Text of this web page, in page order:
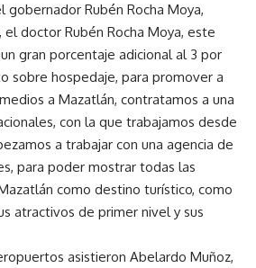
Rubén Rocha Moya,
el doctor Rubén Rocha Moya, este
gran porcentaje adicional al 3 por
sobre hospedaje, para promover a
a Mazatlán, contratamos a una
con la que trabajamos desde
a trabajar con una agencia de
para poder mostrar todas las
como destino turístico, como
atractivos de primer nivel y sus
asistieron Abelardo Muñoz,